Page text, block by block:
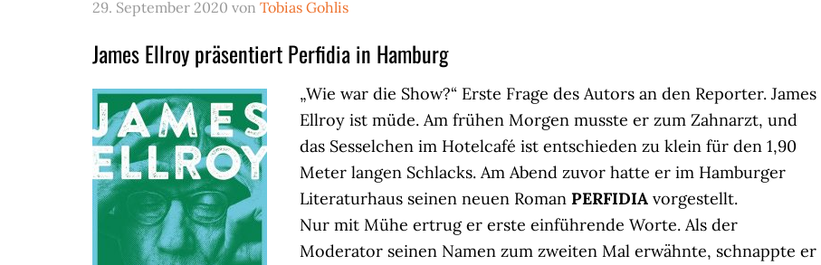
29. September 2020 von Tobias Gohlis
James Ellroy präsentiert Perfidia in Hamburg
„Wie war die Show?“ Erste Frage des Autors an den Reporter. James
Ellroy ist müde. Am frühen Morgen musste er zum Zahnarzt, und
das Sesselchen im Hotelcafé ist entschieden zu klein für den 1,90
Meter langen Schlacks. Am Abend zuvor hatte er im Hamburger
Literaturhaus seinen neuen Roman PERFIDIA vorgestellt.
Nur mit Mühe ertrug er erste einführende Worte. Als der
Moderator seinen Namen zum zweiten Mal erwähnte, schnappte er